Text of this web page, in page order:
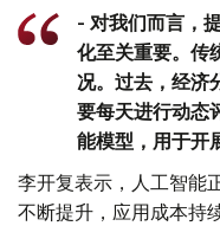
- 对我们而言，
化至关重要。传
况。过去，经济
要每天进行动态
能模型，用于开
李开复表示，人工智能
不断提升，应用成本持